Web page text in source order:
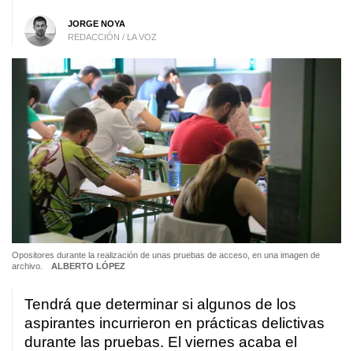
JORGE NOYA
REDACCIÓN / LA VOZ
Opositores durante la realización de unas pruebas de acceso, en una imagen de
archivo.
ALBERTO LÓPEZ
Tendrá que determinar si algunos de los
aspirantes incurrieron en prácticas delictivas
durante las pruebas. El viernes acaba el